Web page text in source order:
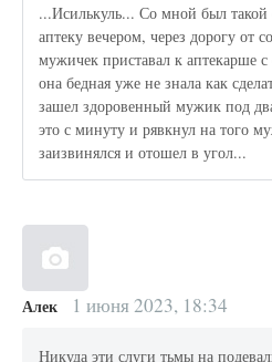
...Исилькуль... Со мной был такой
аптеку вечером, через дорогу от
мужичек приставал к аптекарше
она бедная уже не знала как
зашел здоровенный мужик под
это с минуту и рявкнул на того
заизвинялся и отошел в угол...
Алек 1 июня 2023, 18:34
Никуда эти слуги тьмы на